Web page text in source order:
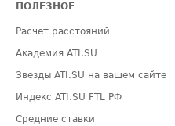
ПОЛЕЗНОЕ
Расчет расстояний
Академия ATI.SU
Звезды ATI.SU на вашем сайте
Индекс ATI.SU FTL РФ
Средние ставки